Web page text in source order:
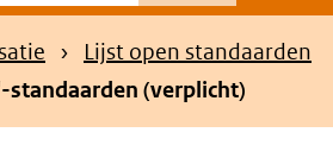
Lijst open standaarden
standaarden (verplicht)